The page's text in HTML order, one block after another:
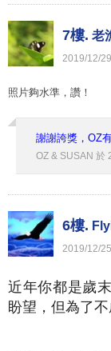
7樓. 老
2019/12/29
照片夠水準，讚！
謝謝誇獎，OZ
OZ & SUSAN 於
6樓.
2019/12/25
近年你都是歲
盼望，但為了